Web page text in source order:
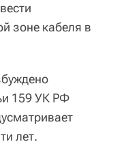
зоне кабеля в
159 УК РФ
лет.